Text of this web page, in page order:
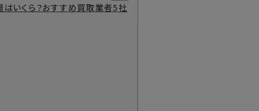
いくら？おすすめ買取業者5社